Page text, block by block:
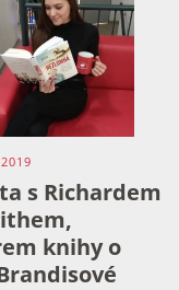
2019
s Richardem
knihy o